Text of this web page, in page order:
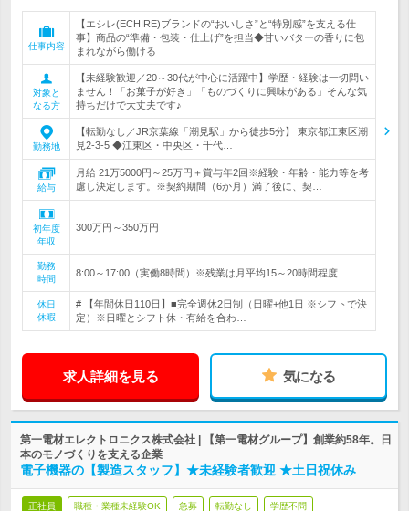
仕事内容
【エシレ(ECHIRE)ブランドの“おいしさ”と“特別感”を支える仕
事】商品の“準備・包装・仕上げ”を担当◆甘いバターの香りに包
まれながら働ける
対象と
なる方
【未経験歓迎／20～30代が中心に活躍中】学歴・経験は一切問い
ません！「お菓子が好き」「ものづくりに興味がある」そんな気
持ちだけで大丈夫です♪
勤務地
【転勤なし／JR京葉線「潮見駅」から徒歩5分】 東京都江東区潮
見2-3-5 ◆江東区・中央区・千代…
給与
月給 21万5000円～25万円＋賞与年2回※経験・年齢・能力等を考
慮し決定します。※契約期間（6か月）満了後に、契…
初年度
年収
300万円～350万円
勤務
時間
8:00～17:00（実働8時間）※残業は月平均15～20時間程度
休日
休暇
# 【年間休日110日】■完全週休2日制（日曜+他1日 ※シフトで決
定）※日曜とシフト休・有給を合わ…
求人詳細を見る 気になる
第一電材エレクトロニクス株式会社 | 【第一電材グループ】創業約58年。日
本のモノづくりを支える企業
電子機器の【製造スタッフ】★未経験者歓迎 ★土日祝休み
正社員 職種・業種未経験OK 急募 転勤なし 学歴不問